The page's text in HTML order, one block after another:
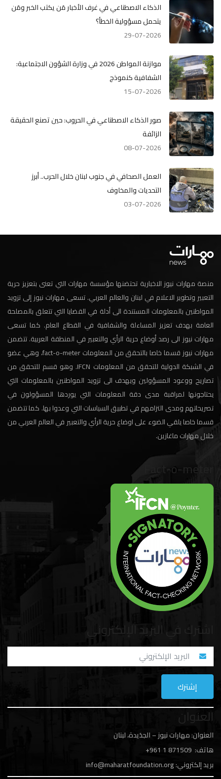
الذكاء الاصطناعي في غرف الأخبار مَن يكتب الخبر ومَن
يتحمل مسؤولية الخطأ؟
29-07-2026
موازنة المواطن 2026 في وزارة الشؤون الاجتماعية:
الشفافية كنموذج
15-07-2026
صور الذكاء الاصطناعي في الحروب: حين تصنع الحقيقة
الزائفة
08-07-2026
العمل الصحافي في جنوب لبنان خلال الحرب.. أبرز
التحديات والمخاوف
03-07-2026
منصة مهارات نيوز الاخبارية تحتضنها مؤسسة مهارات التي تعنى بتعزيز حرية
التعبير وتطوير الاعلام في لبنان والعالم العربي. تسعى مهارات نيوز إلى تزويد
المواطنين بالمعلومات المستندة الى أدلة في القضايا التي تتعلق بالمصلحة
العامة بهدف تعزيز المساءلة والشفافية في القطاع العام. كما تسعى
مهارات نيوز الى رصد أوضاع حرية الرأي والتعبير في المنطقة العربية. تتضمن
مهارات نيوز قسما خاصا بالتحقق من المعلومات fact-o-meter، وهي عضو
في الشبكة الدولية للتحقق من المعلومات IFCN. وهو قسم للتحقق من
تصاريح ووعود المسؤولين ويهدف الى تزويد المواطنين بالمعلومات التي
يحتاجونها لمراقبة مدى دقة المعلومات التي يوردها المسؤولون في
تصريحاتهم ومدى التزامهم في تطبيق السياسات التي وعدوا بها. كما تتضمن
قسما خاصا يلقي الضوء على اوضاع حرية الرأي والتعبير في العالم العربي من
خلال مهارات ماغازين.
Fact-o-meter
اشترك في البريد الإلكتروني
العنوان
العنوان: مهارات نيوز – الجدَيدة، لبنان
هاتف: 1 871509 961+
بريد إلكتروني:info@maharatfoundation.org